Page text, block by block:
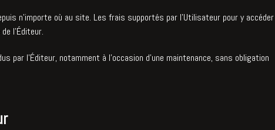
n’importe où au site. Les frais supportés par l’Utilisateur pour y accéder
l’Éditeur.
l’Éditeur, notamment à l’occasion d’une maintenance, sans obligation